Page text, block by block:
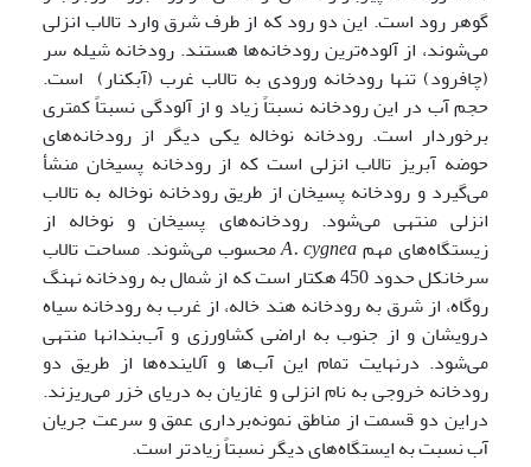
گوهر رود است. این دو رود که از طرف شرق وارد تالاب انزلی
می‌شوند، از آلوده‌ترین رودخانه‌ها هستند. رودخانه شیله سر
(چافرود) تنها رودخانه ورودی به تالاب غرب (آبکنار) است.
حجم آب در این رودخانه نسبتاً زیاد و از آلودگی نسبتاً کمتری
برخوردار است. رودخانه نوخاله یکی دیگر از رودخانه‌های
حوضه آبریز تالاب انزلی است که از رودخانه پسیخان منشأ
می‌گیرد و رودخانه پسیخان از طریق رودخانه نوخاله به تالاب
انزلی منتهی می‌شود. رودخانه‌های پسیخان و نوخاله از
زیستگاه‌های مهم
A.cygnea
محسوب می‌‌شوند. مساحت تالاب
سرخانکل حدود 450 هکتار است که از شمال به رودخانه نهنگ
روگاه، از شرق به رودخانه هند خاله، از غرب به رودخانه سیاه
درویشان و از جنوب به اراضی کشاورزی و آب‌بندان­ها منتهی
می‌شود. درنهایت تمام این آب‌ها و آلاینده‌ها از طریق دو
رودخانه خروجی به نام انزلی و غازیان به دریای خزر می‌ریزند.
دراین دو قسمت از مناطق نمونه‌برداری عمق و سرعت جریان
آب نسبت به ایستگاه‌های دیگر نسبتاً زیادتر است.